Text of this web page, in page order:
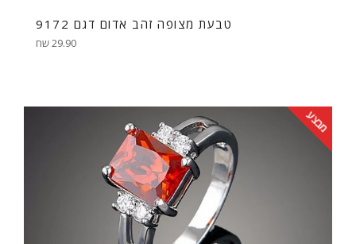
טבעת מצופה זהב אדום דגם 9172
מחיר
29.90 שח
מבצע